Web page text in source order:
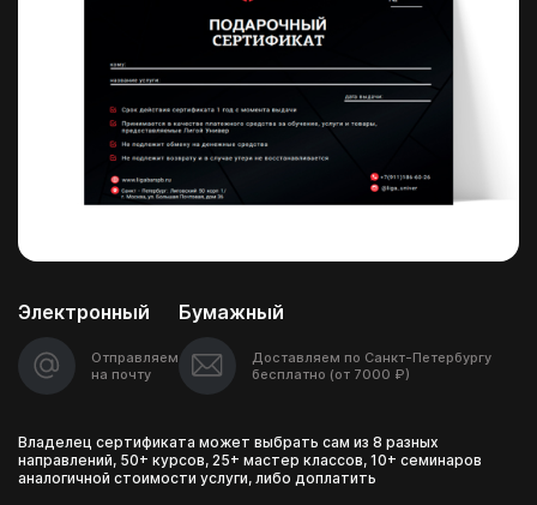
Электронный
Отправляем
на почту
Бумажный
Доставляем по Санкт-Петербургу
бесплатно (от 7000 ₽)
Владелец сертификата может выбрать сам из 8 разных
направлений, 50+ курсов, 25+ мастер классов, 10+ семинаров
аналогичной стоимости услуги, либо доплатить